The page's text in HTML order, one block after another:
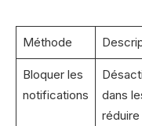
Méthode
Bloquer les
notifications
dans